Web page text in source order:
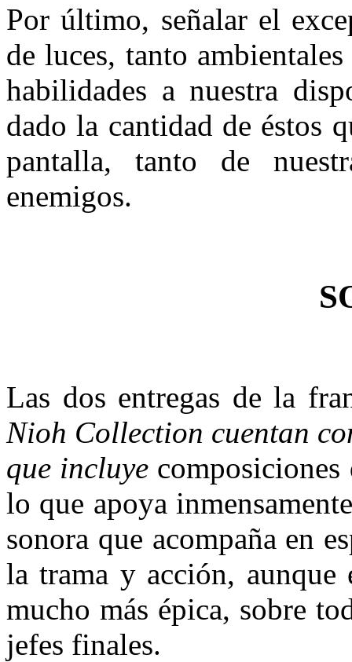
Por último, señalar el
de luces, tanto
habilidades a nuestra
dado la cantidad de éstos
pantalla, tanto de
enemigos.
Las dos entregas de la
Nioh Collection cuentan
que incluye composiciones
lo que apoya
sonora que acompaña en
la trama y acción, aunque
mucho más épica, sobre
jefes finales.